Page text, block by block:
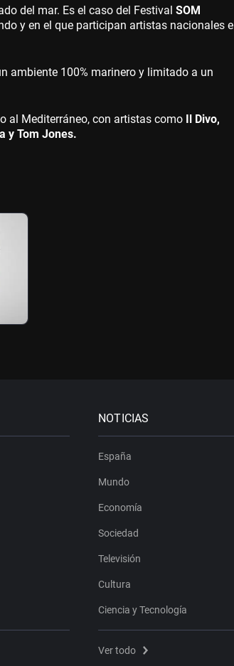
del mar. Es el caso del Festival SOM
y en el que participan artistas nacionales e
ambiente 100% marinero y limitado a un
al Mediterráneo, con artistas como Il Divo,
y Tom Jones.
NOTICIAS
España
Mundo
Economía
Sociedad
Televisión
Cultura
Ciencia y Tecnología
Ver todo